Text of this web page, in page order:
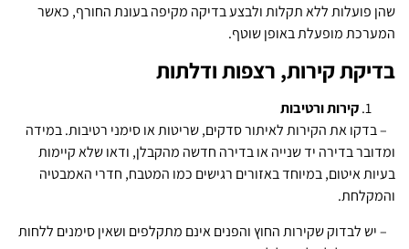
שהן פועלות ללא תקלות ולבצע בדיקה מקיפה בעונת החורף, כאשר
המערכת מופעלת באופן שוטף.
בדיקת קירות, רצפות ודלתות
קירות ורטיבות
– בדקו את הקירות לאיתור סדקים, שריטות או סימני רטיבות. במידה
ומדובר בדירה יד שנייה או בדירה חדשה מהקבלן, ודאו שלא קיימות
בעיות איטום, במיוחד באזורים רגישים כמו המטבח, חדרי האמבטיה
והמקלחת.
– יש לבדוק שקירות החוץ והפנים אינם מתקלפים ושאין סימנים ללחות